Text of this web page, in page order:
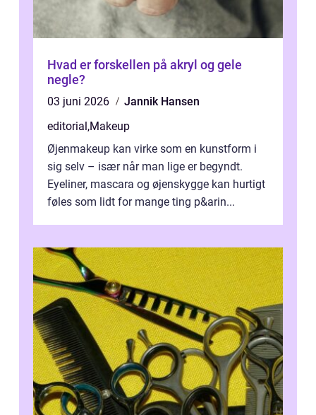
Hvad er forskellen på akryl og gele
negle?
03 juni 2026
Jannik Hansen
editorial,Makeup
Øjenmakeup kan virke som en kunstform i
sig selv – især når man lige er begyndt.
Eyeliner, mascara og øjenskygge kan hurtigt
føles som lidt for mange ting p&arin...